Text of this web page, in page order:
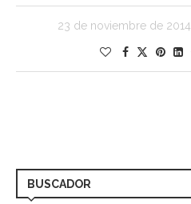
23 de noviembre de 2014
BUSCADOR